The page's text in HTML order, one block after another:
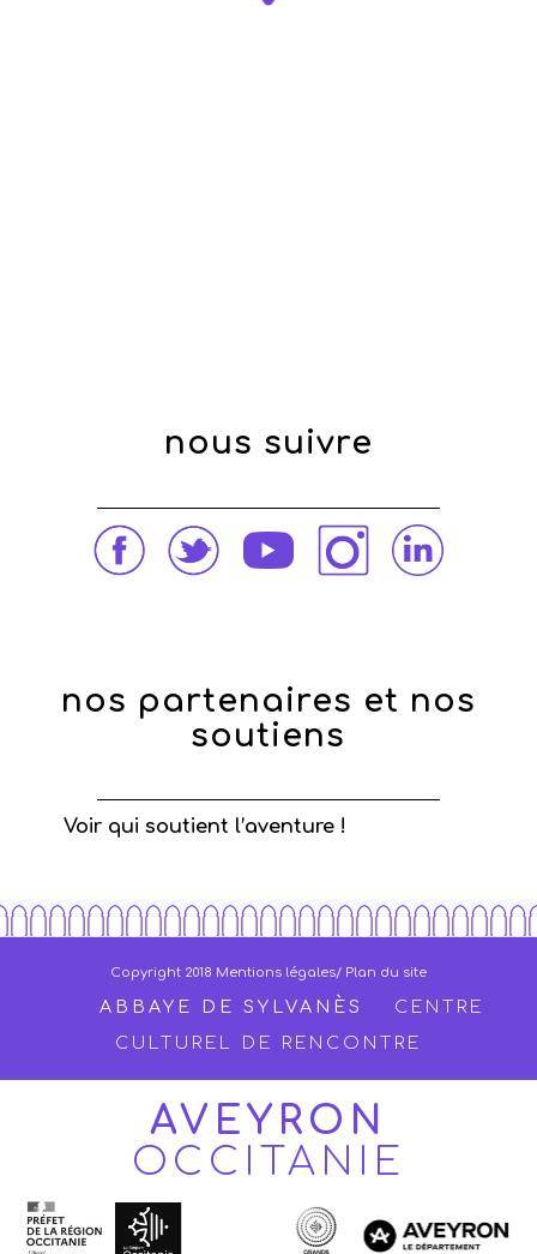
nous suivre
nos partenaires et nos
soutiens
Voir qui soutient l’aventure !
Copyright 2018 Mentions légales/ Plan du site
ABBAYE DE SYLVANÈS
CENTRE
CULTUREL DE RENCONTRE
AVEYRON
OCCITANIE